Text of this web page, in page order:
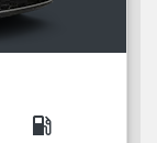
local_gas_station